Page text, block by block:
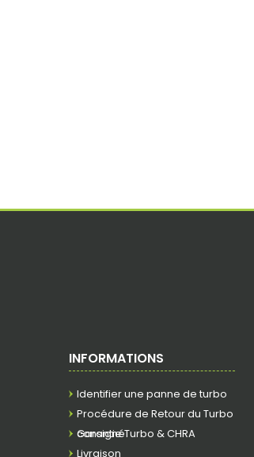
INFORMATIONS
Identifier une panne de turbo
Procédure de Retour du Turbo
consigné
Garantie Turbo & CHRA
Livraison